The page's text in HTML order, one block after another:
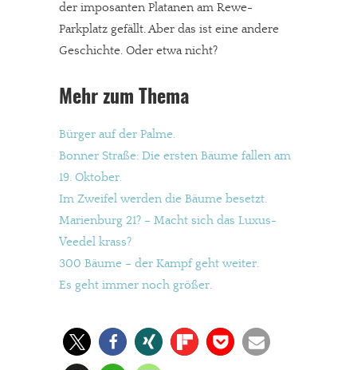
Paypal - danke@meinesuedstadt.de
der imposanten Platanen am Rewe-
Parkplatz gefällt. Aber das ist eine andere
Geschichte. Oder etwa nicht?
Mehr zum Thema
Bürger auf der Palme.
Bonner Straße: Die ersten Bäume fallen am
19. Oktober.
Im Zweifel werden die Bäume besetzt.
Marienburg 21? – Macht sich das Luxus-
Veedel krass?
300 Bäume – der Kampf geht weiter.
Es geht immer noch größer.